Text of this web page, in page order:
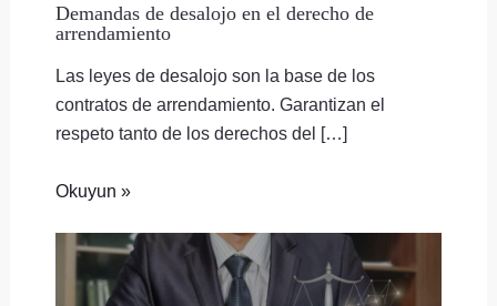
Demandas de desalojo en el derecho de
arrendamiento
Las leyes de desalojo son la base de los
contratos de arrendamiento. Garantizan el
respeto tanto de los derechos del […]
Okuyun »